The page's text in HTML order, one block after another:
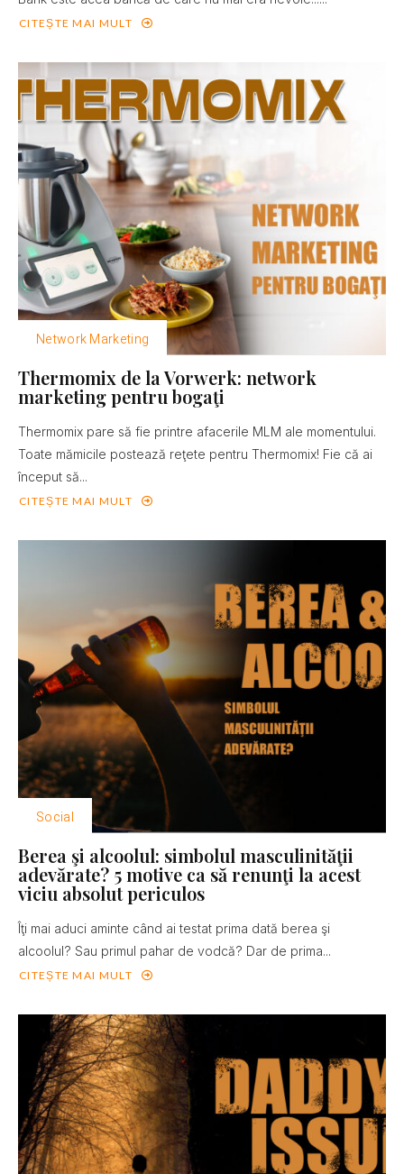
CITEȘTE MAI MULT
Network Marketing
Thermomix de la Vorwerk: network
marketing pentru bogaţi
Thermomix pare să fie printre afacerile MLM ale momentului.
Toate mămicile postează reţete pentru Thermomix! Fie că ai
început să...
CITEȘTE MAI MULT
Social
Berea şi alcoolul: simbolul masculinităţii
adevărate? 5 motive ca să renunţi la acest
viciu absolut periculos
Îţi mai aduci aminte când ai testat prima dată berea şi
alcoolul? Sau primul pahar de vodcă? Dar de prima...
CITEȘTE MAI MULT